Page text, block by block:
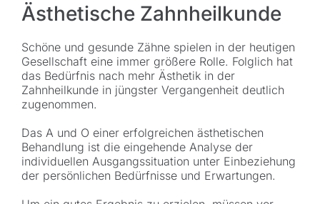
Ästhetische Zahnheilkunde
Schöne und gesunde Zähne spielen in der heutigen
Gesellschaft eine immer größere Rolle. Folglich hat
das Bedürfnis nach mehr Ästhetik in der
Zahnheilkunde in jüngster Vergangenheit deutlich
zugenommen.
Das A und O einer erfolgreichen ästhetischen
Behandlung ist die eingehende Analyse der
individuellen Ausgangssituation unter Einbeziehung
der persönlichen Bedürfnisse und Erwartungen.